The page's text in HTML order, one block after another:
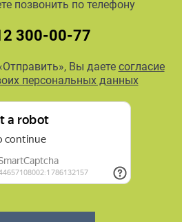
позвонить по телефону
300-00-77
Вы даете согласие
персональных данных